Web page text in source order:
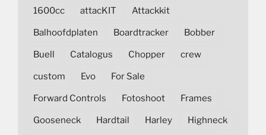
1600cc attacKIT Attackkit
Balhoofdplaten Boardtracker Bobber
Buell Catalogus Chopper crew
custom Evo For Sale
Forward Controls Fotoshoot Frames
Gooseneck Hardtail Harley Highneck